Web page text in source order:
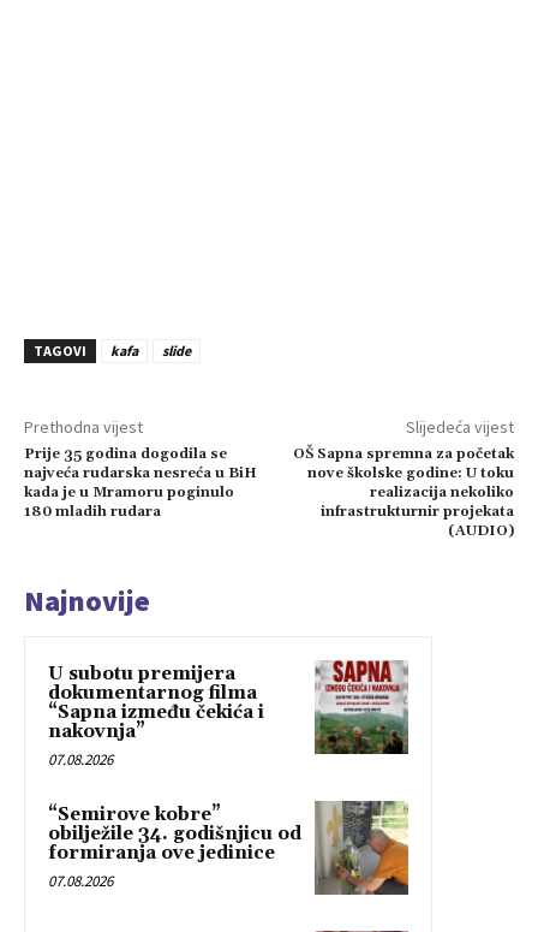
TAGOVI kafa slide
Prethodna vijest
Prije 35 godina dogodila se
najveća rudarska nesreća u BiH
kada je u Mramoru poginulo
180 mladih rudara
Slijedeća vijest
OŠ Sapna spremna za početak
nove školske godine: U toku
realizacija nekoliko
infrastrukturnir projekata
(AUDIO)
Najnovije
U subotu premijera
dokumentarnog filma
“Sapna između čekića i
nakovnja”
07.08.2026
“Semirove kobre”
obilježile 34. godišnjicu od
formiranja ove jedinice
07.08.2026